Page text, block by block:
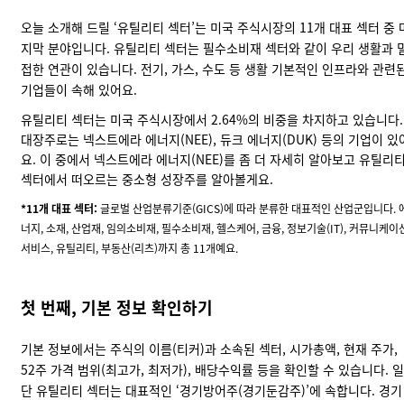
오늘 소개해 드릴 ‘유틸리티 섹터’는 미국 주식시장의 11개 대표 섹터 중
지막 분야입니다. 유틸리티 섹터는 필수소비재 섹터와 같이 우리 생활과
접한 연관이 있습니다. 전기, 가스, 수도 등 생활 기본적인 인프라와 관련
기업들이 속해 있어요.
유틸리티 섹터는 미국 주식시장에서 2.64%의 비중을 차지하고 있습니다.
대장주로는 넥스트에라 에너지(NEE), 듀크 에너지(DUK) 등의 기업이 있
요. 이 중에서 넥스트에라 에너지(NEE)를 좀 더 자세히 알아보고 유틸리
섹터에서 떠오르는 중소형 성장주를 알아볼게요.
*11개 대표 섹터: 글로벌 산업분류기준(GICS)에 따라 분류한 대표적인 산업군입니다.
너지, 소재, 산업재, 임의소비재, 필수소비재, 헬스케어, 금융, 정보기술(IT), 커뮤니케이
서비스, 유틸리티, 부동산(리츠)까지 총 11개예요.
첫 번째, 기본 정보 확인하기
기본 정보에서는 주식의 이름(티커)과 소속된 섹터, 시가총액, 현재 주가,
52주 가격 범위(최고가, 최저가), 배당수익률 등을 확인할 수 있습니다. 일
단 유틸리티 섹터는 대표적인 ‘경기방어주(경기둔감주)’에 속합니다. 경기